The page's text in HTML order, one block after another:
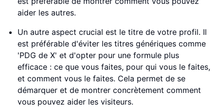
aider les autres.
Un autre aspect crucial est le titre de votre profil. Il
est préférable d'éviter les titres génériques comme
'PDG de X' et d'opter pour une formule plus
efficace : ce que vous faites, pour qui vous le faites,
et comment vous le faites. Cela permet de se
démarquer et de montrer concrètement comment
vous pouvez aider les visiteurs.